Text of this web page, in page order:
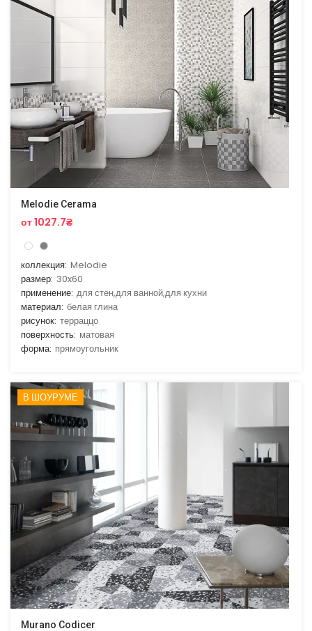
Melodie Cerama
от 1027.7₴
коллекция: Melodie
размер: 30x60
применение: для стен,для ванной,для кухни
материал: белая глина
рисунок: терраццо
поверхность: матовая
форма: прямоугольник
В ШОУРУМЕ
Murano Codicer